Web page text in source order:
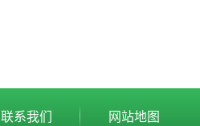
联系我们 网站地图